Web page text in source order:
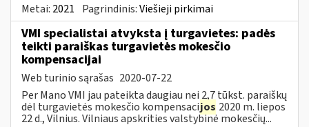
Metai: 2021 Pagrindinis:Viešieji pirkimai
VMI specialistai atvyksta į turgavietes: padės
teikti paraiškas turgavietės mokesčio
kompensacijai
Web turinio sąrašas 2020-07-22
Per Mano VMI jau pateikta daugiau nei 2,7 tūkst. paraiškų
dėl turgavietės mokesčio kompensacijos 2020 m. liepos
22 d., Vilnius. Vilniaus apskrities valstybinė mokesčių...